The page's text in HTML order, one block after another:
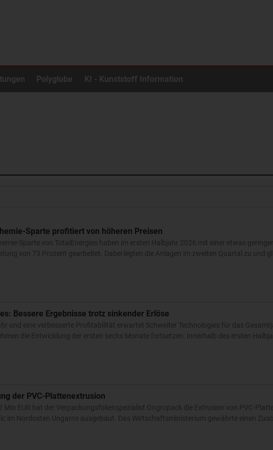
Polyglobe KI - Kunststoff Information
Sparte profitiert von höheren Preisen
Sparte von TotalEnergies haben im ersten Halbjahr 2026 mit einer etwas
von 73 Prozent gearbeitet. Dabei legten die Anlagen im zweiten Quartal zu und
Bessere Ergebnisse trotz sinkender Erlöse
und eine verbesserte Profitabilität erwartet Schweiter Technologies für das
die Entwicklung der ersten sechs Monate fortsetzen: Innerhalb des ersten
der PVC-Plattenextrusion
Mio EUR hat der Verpackungsfolienspezialist Ongropack die Extrusion von PVC-
im Nordosten Ungarns ausgebaut. Das Wirtschaftsministerium gewährte einen